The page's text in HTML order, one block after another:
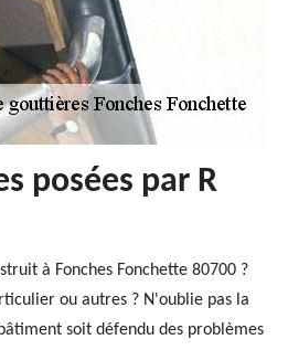
posées par R
à Fonches Fonchette 80700 ?
ou autres ? N'oublie pas la
soit défendu des problèmes